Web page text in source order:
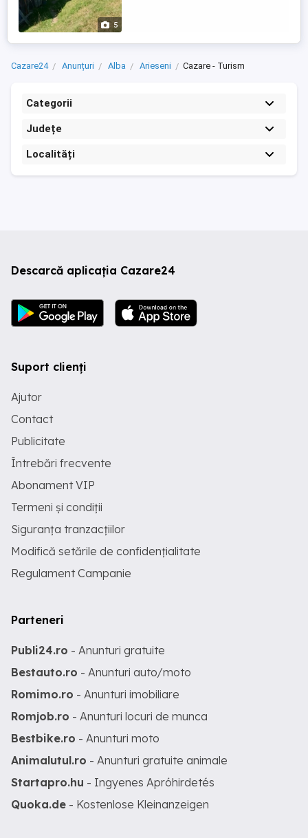
5
Cazare24 Anunțuri Alba Arieseni Cazare - Turism
Categorii
Județe
Localități
Descarcă aplicația Cazare24
Suport clienți
Ajutor
Contact
Publicitate
Întrebări frecvente
Abonament VIP
Termeni și condiții
Siguranța tranzacțiilor
Modifică setările de confidențialitate
Regulament Campanie
Parteneri
Publi24.ro - Anunturi gratuite
Bestauto.ro - Anunturi auto/moto
Romimo.ro - Anunturi imobiliare
Romjob.ro - Anunturi locuri de munca
Bestbike.ro - Anunturi moto
Animalutul.ro - Anunturi gratuite animale
Startapro.hu - Ingyenes Apróhirdetés
Quoka.de - Kostenlose Kleinanzeigen